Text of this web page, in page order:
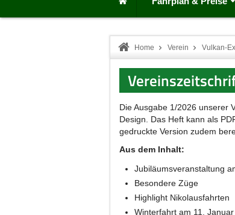
Home Verein Vulkan-
Die Ausgabe 1/2026 unserer
Design. Das Heft kann als
gedruckte Version zudem
Aus dem Inhalt:
Jubiläumsveranstaltung
Besondere Züge
Highlight Nikolausfahrten
Winterfahrt am 11.